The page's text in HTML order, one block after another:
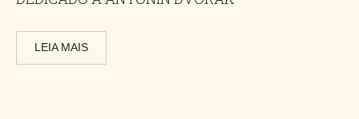
LEIA MAIS